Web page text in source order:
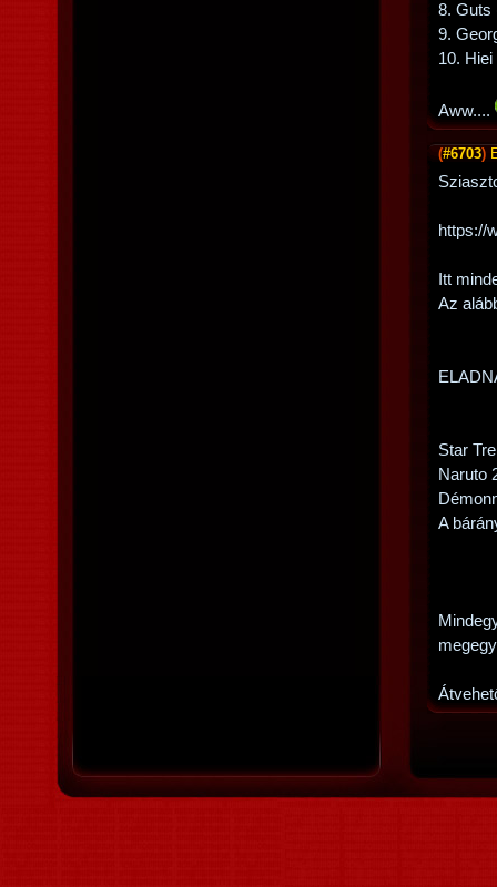
8. Guts
9.
10.
Aww....
(#6703)
https://
Itt
Az
Star
Naruto
A